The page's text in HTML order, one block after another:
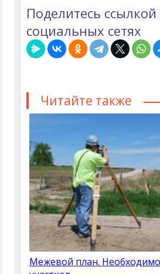
Поделитесь ссылкой
социальных сетях
Читайте также
Межевой план.